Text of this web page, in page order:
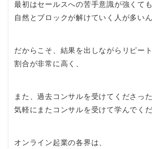
最初はセールスへの苦手意識が強くても
自然とブロックが解けていく人が多いん
だからこそ、結果を出しながらリピー
割合が非常に高く、
また、過去コンサルを受けてくださった
気軽にまたコンサルを受けて学んでくだ
オンライン起業の各界は、